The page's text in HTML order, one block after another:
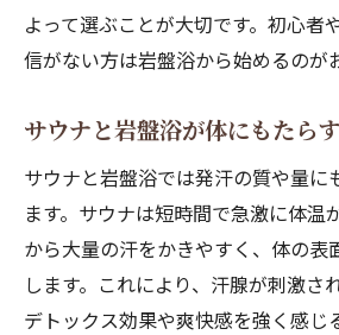
サウナ岩盤浴の相乗効果とは
サウナと岩盤浴の併用で得
サウナ岩盤浴の相乗効果が
サウナ岩盤浴併用が代謝
サウナ岩盤浴で心身のリ
どちらが理想？岩盤浴とサウナ
サウナ岩盤浴どっちが自分
よって選ぶことが大切です。初心者
信がない方は岩盤浴から始めるのが
サウナと岩盤浴が体にもたら
サウナと岩盤浴では発汗の質や量に
ます。サウナは短時間で急激に体温
から大量の汗をかきやすく、体の表
します。これにより、汗腺が刺激さ
デトックス効果や爽快感を強く感じ